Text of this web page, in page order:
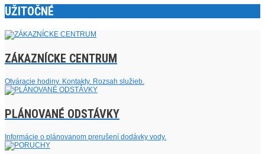
UŽITOČNÉ
ZÁKAZNÍCKE CENTRUM
Otváracie hodiny. Kontakty. Rozsah služieb.
PLÁNOVANÉ ODSTÁVKY
Informácie o plánovanom prerušení dodávky vody.